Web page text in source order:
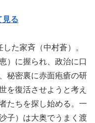
見る
た家斉（中村蒼）。
）に握られ、政治に口
秘密裏に赤面疱瘡の研
を復活させようと考え
たちを探し始める。一
子）は大奥でうまく渡